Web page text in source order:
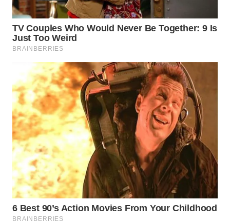
WAHANA
KONSUMEN
WAHANA
LISTRIK
WAHANA
TRAVEL
WAHANA
TV
WAHANANEWS
ID
WAHANANEWS
CO ID